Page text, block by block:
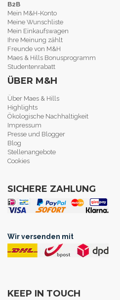
B2B
Mein M&H-Konto
Meine Wunschliste
Mein Einkaufswagen
Ihre Meinung zählt
Freunde von M&H
Maes & Hills Bonusprogramm
Studentenrabatt
ÜBER M&H
Über Maes & Hills
Highlights
Ökologische Nachhaltigkeit
Impressum
Presse und Blogger
Blog
Stellenangebote
Cookies
SICHERE ZAHLUNG
Wir versenden mit
KEEP IN TOUCH